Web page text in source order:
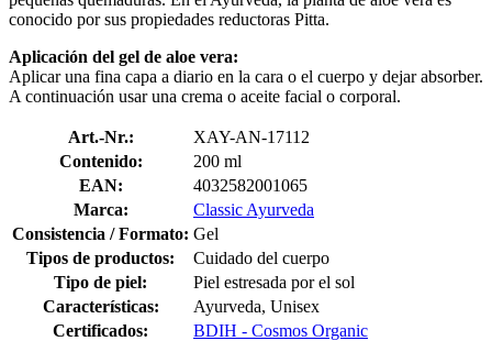
conocido por sus propiedades reductoras Pitta.
Aplicación del gel de aloe vera:
Aplicar una fina capa a diario en la cara o el cuerpo y dejar absorber.
A continuación usar una crema o aceite facial o corporal.
Art.-Nr.:
XAY-AN-17112
Contenido:
200 ml
EAN:
4032582001065
Marca:
Classic Ayurveda
Consistencia / Formato: Gel
Tipos de productos:
Cuidado del cuerpo
Tipo de piel:
Piel estresada por el sol
Características:
Ayurveda, Unisex
Certificados:
BDIH - Cosmos Organic